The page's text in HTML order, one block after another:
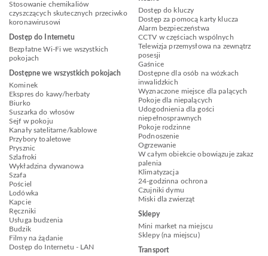
Stosowanie chemikaliów
czyszczących skutecznych przeciwko
koronawirusowi
Dostęp do Internetu
Bezpłatne Wi-Fi we wszystkich
pokojach
Dostępne we wszystkich pokojach
Kominek
Ekspres do kawy/herbaty
Biurko
Suszarka do włosów
Sejf w pokoju
Kanały satelitarne/kablowe
Przybory toaletowe
Prysznic
Szlafroki
Wykładzina dywanowa
Szafa
Pościel
Lodówka
Kapcie
Ręczniki
Usługa budzenia
Budzik
Filmy na żądanie
Dostęp do Internetu - LAN
Dostęp do kluczy
Dostęp za pomocą karty klucza
Alarm bezpieczeństwa
CCTV w częściach wspólnych
Telewizja przemysłowa na zewnątrz
posesji
Gaśnice
Dostępne dla osób na wózkach
inwalidzkich
Wyznaczone miejsce dla palących
Pokoje dla niepalących
Udogodnienia dla gości
niepełnosprawnych
Pokoje rodzinne
Podnoszenie
Ogrzewanie
W całym obiekcie obowiązuje zakaz
palenia
Klimatyzacja
24-godzinna ochrona
Czujniki dymu
Miski dla zwierząt
Sklepy
Mini market na miejscu
Sklepy (na miejscu)
Transport